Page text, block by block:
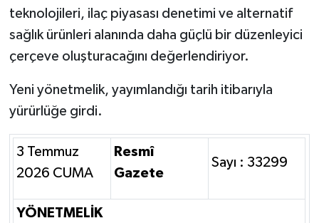
teknolojileri, ilaç piyasası denetimi ve alternatif
sağlık ürünleri alanında daha güçlü bir düzenleyici
çerçeve oluşturacağını değerlendiriyor.
Yeni yönetmelik, yayımlandığı tarih itibarıyla
yürürlüğe girdi.
3 Temmuz
2026 CUMA
Resmî
Gazete
Sayı : 33299
YÖNETMELİK